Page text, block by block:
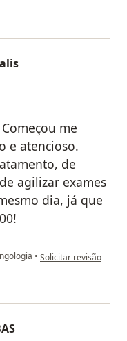
me
e atencioso.
de
agilizar exames
dia, já que
• na opinião do
Solicitar revisão